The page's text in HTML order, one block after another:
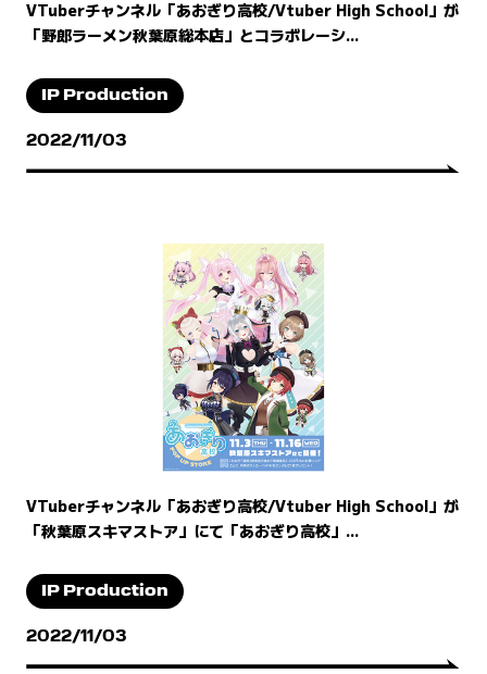
VTuberチャンネル「あおぎり高校/Vtuber High School」が
「野郎ラーメン秋葉原総本店」とコラボレーシ...
IP Production
2022/11/03
VTuberチャンネル「あおぎり高校/Vtuber High School」が
「秋葉原スキマストア」にて「あおぎり高校」...
IP Production
2022/11/03